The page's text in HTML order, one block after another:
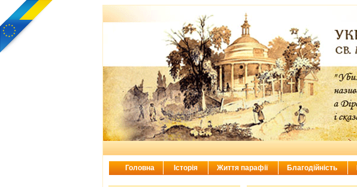
Головна Історія Життя парафії Благодійність